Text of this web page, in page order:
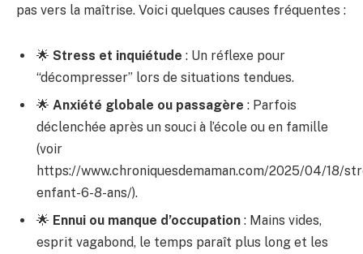
pas vers la maîtrise. Voici quelques causes fréquentes :
🌟 Stress et inquiétude : Un réflexe pour
“décompresser” lors de situations tendues.
🌟 Anxiété globale ou passagère : Parfois
déclenchée après un souci à l’école ou en famille
(voir
https://www.chroniquesdemaman.com/2025/04/18/
enfant-6-8-ans/).
🌟 Ennui ou manque d’occupation : Mains vides,
esprit vagabond, le temps paraît plus long et les